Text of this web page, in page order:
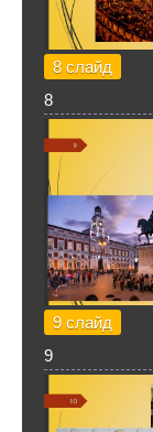
8 слайд
8
9 слайд
9